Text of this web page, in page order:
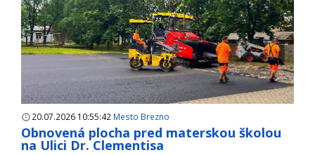
20.07.2026 10:55:42 Mesto Brezno
Obnovená plocha pred materskou školou
na Ulici Dr. Clementisa